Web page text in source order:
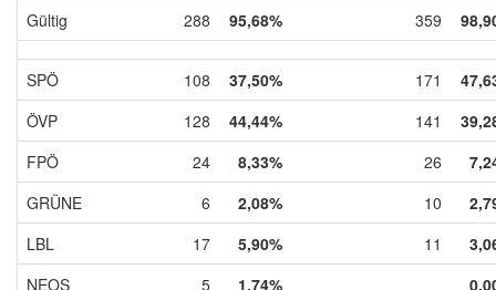
Gültig
288 95,68% 359
SPÖ 108 37,50% 171
ÖVP
128 44,44% 141
FPÖ
24 8,33% 26
GRÜNE
6 2,08% 10
LBL
17 5,90% 11
NEOS
5 1,74%